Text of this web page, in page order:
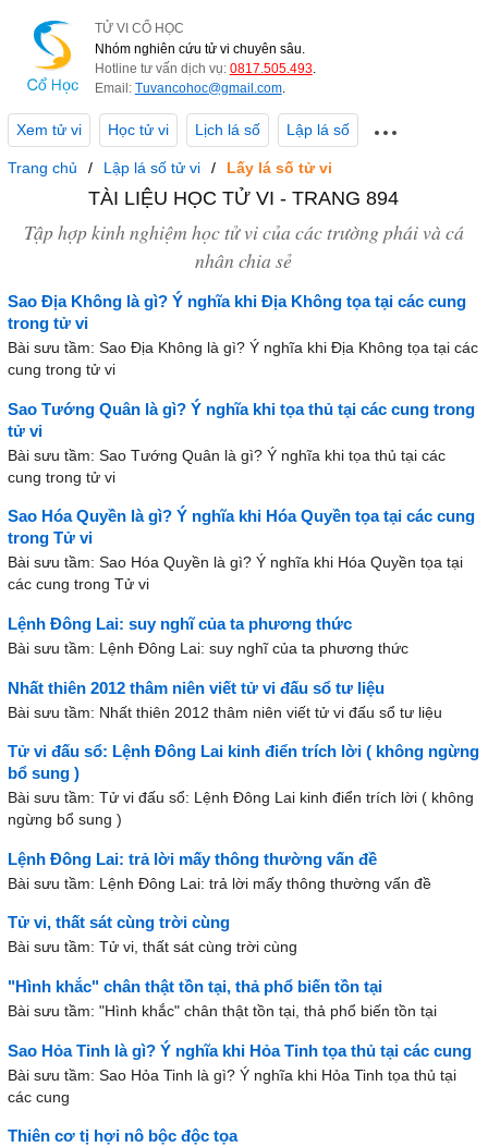
TỬ VI CỔ HỌC
Nhóm nghiên cứu tử vi chuyên sâu.
Hotline tư vấn dịch vụ: 0817.505.493.
Email: Tuvancohoc@gmail.com.
Xem tử vi Học tử vi Lịch lá số Lập lá số
Trang chủ Lập lá số tử vi Lấy lá số tử vi
TÀI LIỆU HỌC TỬ VI - TRANG 894
Tập hợp kinh nghiệm học tử vi của các trường phái và cá
nhân chia sẻ
Sao Địa Không là gì? Ý nghĩa khi Địa Không tọa tại các cung
trong tử vi
Bài sưu tầm: Sao Địa Không là gì? Ý nghĩa khi Địa Không tọa tại các
cung trong tử vi
Sao Tướng Quân là gì? Ý nghĩa khi tọa thủ tại các cung trong
tử vi
Bài sưu tầm: Sao Tướng Quân là gì? Ý nghĩa khi tọa thủ tại các
cung trong tử vi
Sao Hóa Quyền là gì? Ý nghĩa khi Hóa Quyền tọa tại các cung
trong Tử vi
Bài sưu tầm: Sao Hóa Quyền là gì? Ý nghĩa khi Hóa Quyền tọa tại
các cung trong Tử vi
Lệnh Đông Lai: suy nghĩ của ta phương thức
Bài sưu tầm: Lệnh Đông Lai: suy nghĩ của ta phương thức
Nhất thiên 2012 thâm niên viết tử vi đấu sổ tư liệu
Bài sưu tầm: Nhất thiên 2012 thâm niên viết tử vi đấu sổ tư liệu
Tử vi đấu sổ: Lệnh Đông Lai kinh điển trích lời ( không ngừng
bổ sung )
Bài sưu tầm: Tử vi đấu sổ: Lệnh Đông Lai kinh điển trích lời ( không
ngừng bổ sung )
Lệnh Đông Lai: trả lời mấy thông thường vấn đề
Bài sưu tầm: Lệnh Đông Lai: trả lời mấy thông thường vấn đề
Tử vi, thất sát cùng trời cùng
Bài sưu tầm: Tử vi, thất sát cùng trời cùng
"Hình khắc" chân thật tồn tại, thả phổ biến tồn tại
Bài sưu tầm: "Hình khắc" chân thật tồn tại, thả phổ biến tồn tại
Sao Hỏa Tinh là gì? Ý nghĩa khi Hỏa Tinh tọa thủ tại các cung
Bài sưu tầm: Sao Hỏa Tinh là gì? Ý nghĩa khi Hỏa Tinh tọa thủ tại
các cung
Thiên cơ tị hợi nô bộc độc tọa